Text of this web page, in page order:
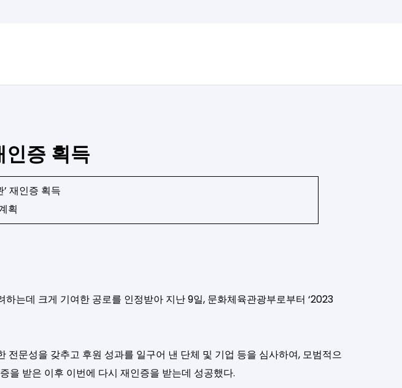
증 획득
재인증 획득
획
는데 크게 기여한 공로를 인정받아 지난 9일, 문화체육관광부로부터 ‘2023
문성을 갖추고 후원 성과를 일구어 낸 단체 및 기업 등을 심사하여, 모범적으
을 받은 이후 이번에 다시 재인증을 받는데 성공했다.